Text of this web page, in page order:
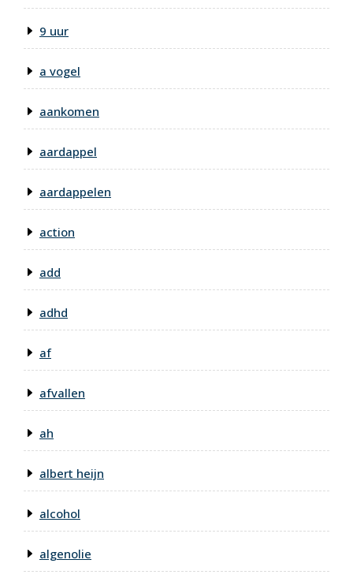
9 uur
a vogel
aankomen
aardappel
aardappelen
action
add
adhd
af
afvallen
ah
albert heijn
alcohol
algenolie